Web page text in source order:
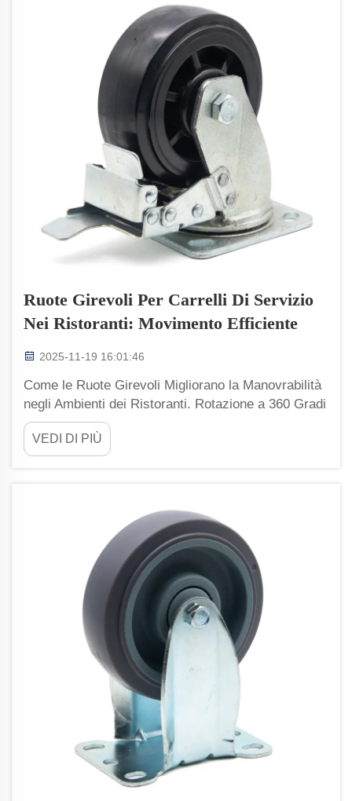
Ruote Girevoli Per Carrelli Di Servizio
Nei Ristoranti: Movimento Efficiente
2025-11-19 16:01:46
Come le Ruote Girevoli Migliorano la Manovrabilità
negli Ambienti dei Ristoranti. Rotazione a 360 Gradi
per Muoversi Agevolmente in Cucine e Sale Strette.
I carrelli di servizio dotati di ruote girevoli possono
girare completamente su se stessi, rendendoli
VEDI DI PIÙ